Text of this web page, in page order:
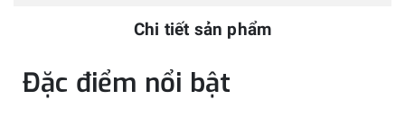
Chi tiết sản phẩm
Đặc điểm nổi bật